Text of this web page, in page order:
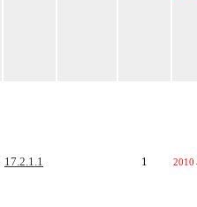
17.2.1.1 1 2010